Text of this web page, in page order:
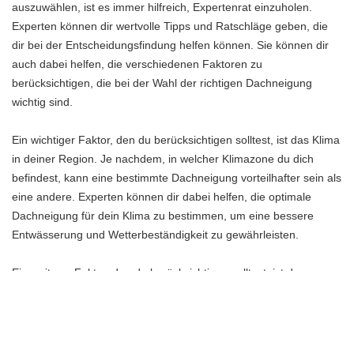
auszuwählen, ist es immer hilfreich, Expertenrat einzuholen.
Experten können dir wertvolle Tipps und Ratschläge geben, die
dir bei der Entscheidungsfindung helfen können. Sie können dir
auch dabei helfen, die verschiedenen Faktoren zu
berücksichtigen, die bei der Wahl der richtigen Dachneigung
wichtig sind.
Ein wichtiger Faktor, den du berücksichtigen solltest, ist das Klima
in deiner Region. Je nachdem, in welcher Klimazone du dich
befindest, kann eine bestimmte Dachneigung vorteilhafter sein als
eine andere. Experten können dir dabei helfen, die optimale
Dachneigung für dein Klima zu bestimmen, um eine bessere
Entwässerung und Wetterbeständigkeit zu gewährleisten.
Ein weiterer Faktor, den du berücksichtigen solltest, ist der